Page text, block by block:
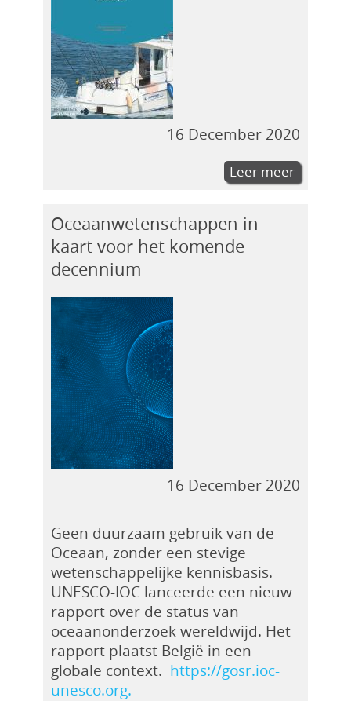
16 December 2020
Leer meer
Oceaanwetenschappen in
kaart voor het komende
decennium
16 December 2020
Geen duurzaam gebruik van de
Oceaan, zonder een stevige
wetenschappelijke kennisbasis.
UNESCO-IOC lanceerde een nieuw
rapport over de status van
oceaanonderzoek wereldwijd. Het
rapport plaatst België in een
globale context. https://gosr.ioc-
unesco.org.